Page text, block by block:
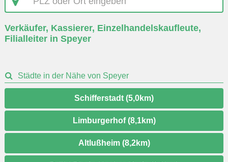
oder
eingeben
Verkäufer, Kassierer, Einzelhandelskaufleute,
Filialleiter in Speyer
Städte in der Nähe von Speyer
Schifferstadt (5,0km)
Limburgerhof (8,1km)
Altlußheim (8,2km)